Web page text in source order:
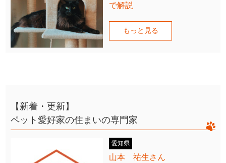
で解説
もっと見る
【新着・更新】
ペット愛好家の住まいの専門家
愛知県
山本 祐生さん